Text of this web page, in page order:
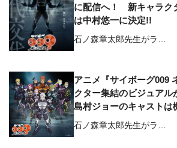
に配信へ！ 新キャラク
は中村悠一に決定!!
石ノ森章太郎先生がラ…
アニメ『サイボーグ009
クター集結のビジュア
島村ジョーのキャストは
石ノ森章太郎先生がラ…